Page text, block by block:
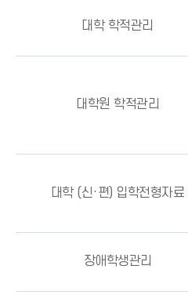
대학 학적관리
대학원 학적관리
대학 (신·편) 입학전형자료
장애학생관리